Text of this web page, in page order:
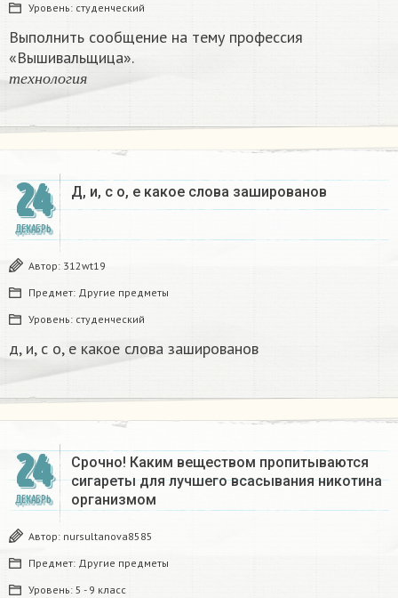
Уровень: студенческий
Выполнить сообщение на тему профессия
«Вышивальщица».
т ехн ол о г ия
технология
24
ДЕКАБРЬ
Д, и, с о, е какое слова зашированов
Автор: 312wt19
Предмет: Другие предметы
Уровень: студенческий
д, и, с о, е какое слова зашированов
24
ДЕКАБРЬ
Срочно! Каким веществом пропитываются
сигареты для лучшего всасывания никотина
организмом​
Автор: nursultanova8585
Предмет: Другие предметы
Уровень: 5 - 9 класс